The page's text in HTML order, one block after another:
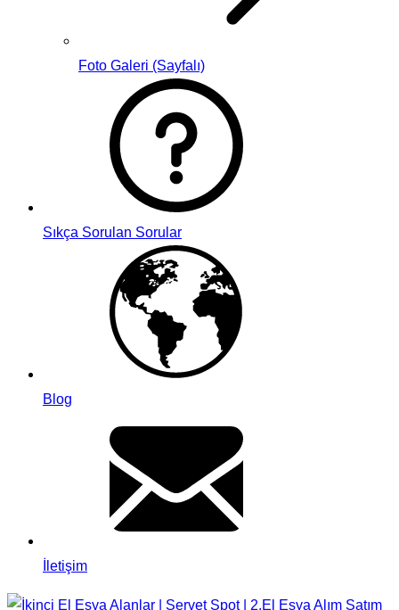
Foto Galeri (Sayfalı)
Sıkça Sorulan Sorular
Blog
İletişim